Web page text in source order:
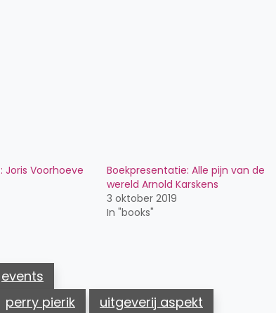
Joris Voorhoeve
Boekpresentatie: Alle pijn van de
wereld Arnold Karskens
3 oktober 2019
In "books"
events
perry pierik uitgeverij aspekt